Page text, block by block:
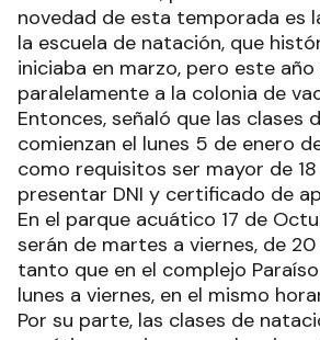
novedad de esta temporada es
la escuela de natación, que
iniciaba en marzo, pero este
paralelamente a la colonia de
Entonces, señaló que las clases
comienzan el lunes 5 de enero
como requisitos ser mayor de
presentar DNI y certificado de
En el parque acuático 17 de
serán de martes a viernes, de 20
tanto que en el complejo
lunes a viernes, en el mismo
Por su parte, las clases de